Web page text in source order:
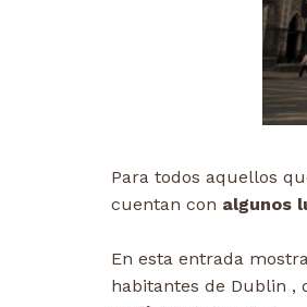
Para todos aquellos
cuentan con algunos
En esta entrada
habitantes de Dublin ,